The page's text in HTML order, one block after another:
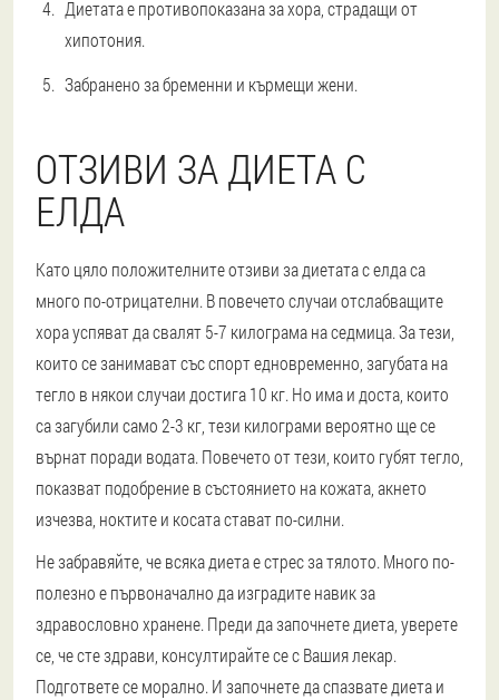
Диетата е противопоказана за хора, страдащи от
хипотония.
Забранено за бременни и кърмещи жени.
ОТЗИВИ ЗА ДИЕТА С
ЕЛДА
Като цяло положителните отзиви за диетата с елда са
много по-отрицателни. В повечето случаи отслабващите
хора успяват да свалят 5-7 килограма на седмица. За тези,
които се занимават със спорт едновременно, загубата на
тегло в някои случаи достига 10 кг. Но има и доста, които
са загубили само 2-3 кг, тези килограми вероятно ще се
върнат поради водата. Повечето от тези, които губят тегло,
показват подобрение в състоянието на кожата, акнето
изчезва, ноктите и косата стават по-силни.
Не забравяйте, че всяка диета е стрес за тялото. Много по-
полезно е първоначално да изградите навик за
здравословно хранене. Преди да започнете диета, уверете
се, че сте здрави, консултирайте се с Вашия лекар.
Подгответе се морално. И започнете да спазвате диета и